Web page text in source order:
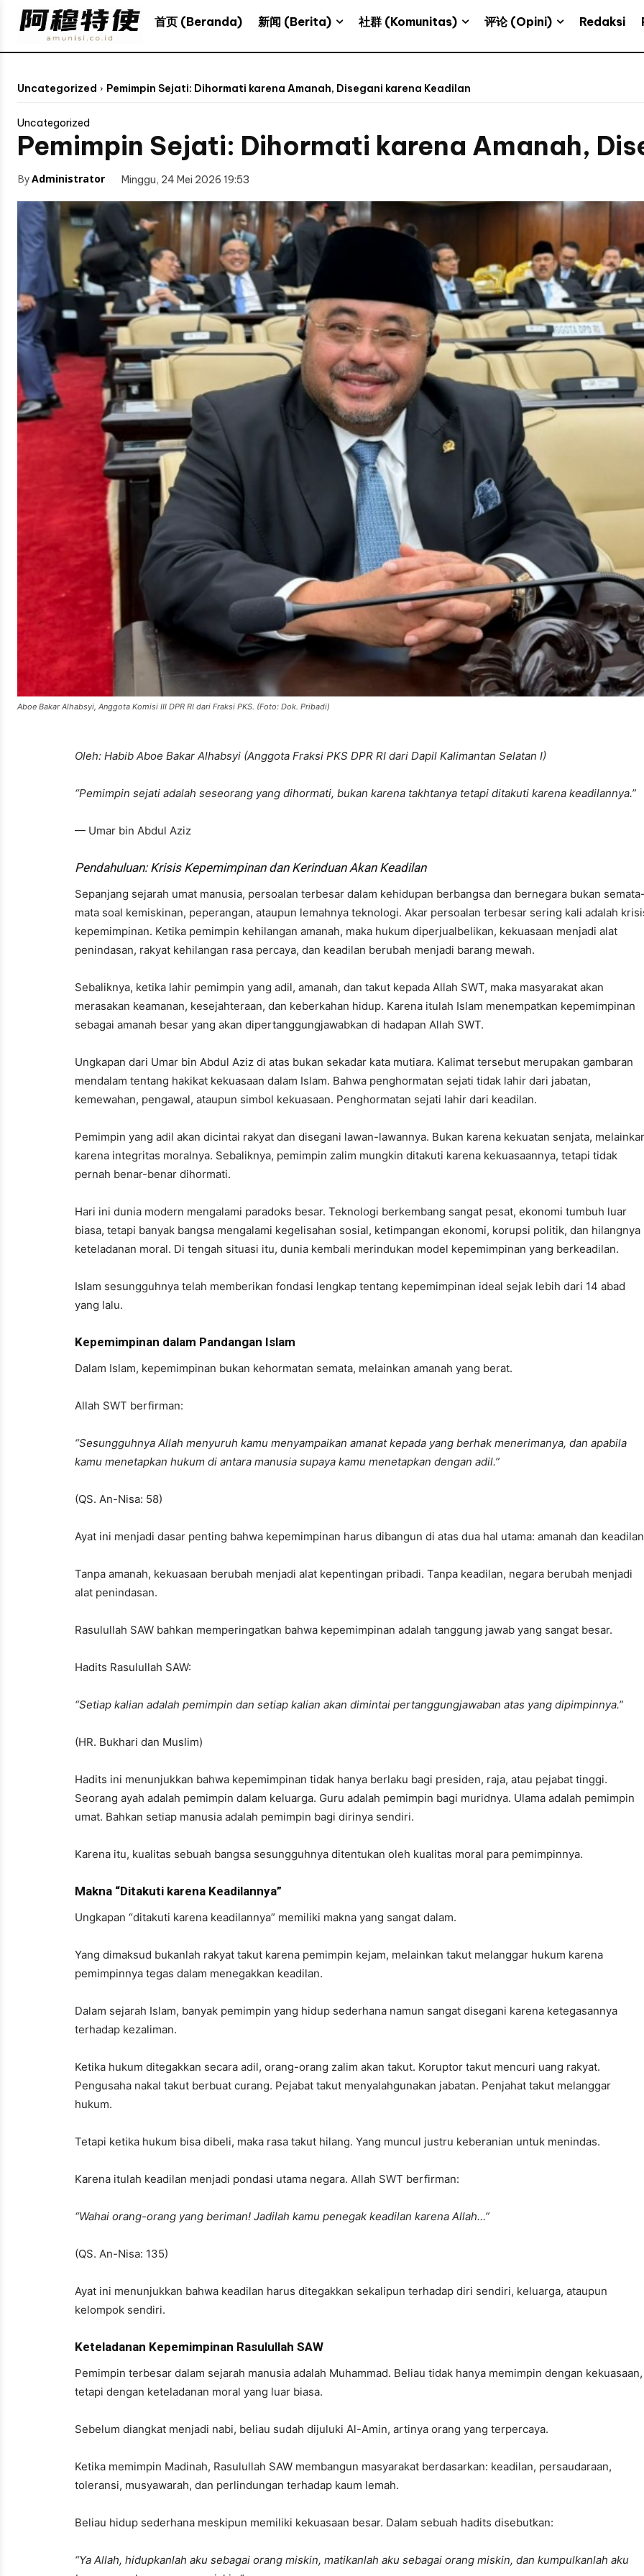
首页 (Beranda) 新闻 (Berita) 社群 (Komunitas) 评论 (Opini) Redaksi
Uncategorized Pemimpin Sejati: Dihormati karena Amanah, Disegani karena Keadilan
Uncategorized
Pemimpin Sejati: Dihormati karena Amanah,
ByAdministrator Minggu, 24 Mei 2026 19:53
Aboe Bakar Alhabsyi, Anggota Komisi III DPR RI dari Fraksi PKS. (Foto: Dok. Pribadi)
Oleh: Habib Aboe Bakar Alhabsyi (Anggota Fraksi PKS DPR RI dari Dapil Kalimantan Selatan I)
“Pemimpin sejati adalah seseorang yang dihormati, bukan karena takhtanya tetapi ditakuti karena keadilannya.”
— Umar bin Abdul Aziz
Pendahuluan: Krisis Kepemimpinan dan Kerinduan Akan Keadilan
Sepanjang sejarah umat manusia, persoalan terbesar dalam kehidupan berbangsa dan bernegara bukan
mata soal kemiskinan, peperangan, ataupun lemahnya teknologi. Akar persoalan terbesar sering kali adalah
kepemimpinan. Ketika pemimpin kehilangan amanah, maka hukum diperjualbelikan, kekuasaan menjadi alat
penindasan, rakyat kehilangan rasa percaya, dan keadilan berubah menjadi barang mewah.
Sebaliknya, ketika lahir pemimpin yang adil, amanah, dan takut kepada Allah SWT, maka masyarakat akan
merasakan keamanan, kesejahteraan, dan keberkahan hidup. Karena itulah Islam menempatkan kepemimpinan
sebagai amanah besar yang akan dipertanggungjawabkan di hadapan Allah SWT.
Ungkapan dari Umar bin Abdul Aziz di atas bukan sekadar kata mutiara. Kalimat tersebut merupakan gambaran
mendalam tentang hakikat kekuasaan dalam Islam. Bahwa penghormatan sejati tidak lahir dari jabatan,
kemewahan, pengawal, ataupun simbol kekuasaan. Penghormatan sejati lahir dari keadilan.
Pemimpin yang adil akan dicintai rakyat dan disegani lawan-lawannya. Bukan karena kekuatan senjata,
karena integritas moralnya. Sebaliknya, pemimpin zalim mungkin ditakuti karena kekuasaannya, tetapi tidak
pernah benar-benar dihormati.
Hari ini dunia modern mengalami paradoks besar. Teknologi berkembang sangat pesat, ekonomi tumbuh luar
biasa, tetapi banyak bangsa mengalami kegelisahan sosial, ketimpangan ekonomi, korupsi politik, dan hilangnya
keteladanan moral. Di tengah situasi itu, dunia kembali merindukan model kepemimpinan yang berkeadilan.
Islam sesungguhnya telah memberikan fondasi lengkap tentang kepemimpinan ideal sejak lebih dari 14 abad
yang lalu.
Kepemimpinan dalam Pandangan Islam
Dalam Islam, kepemimpinan bukan kehormatan semata, melainkan amanah yang berat.
Allah SWT berfirman:
“Sesungguhnya Allah menyuruh kamu menyampaikan amanat kepada yang berhak menerimanya, dan apabila
kamu menetapkan hukum di antara manusia supaya kamu menetapkan dengan adil.”
(QS. An-Nisa: 58)
Ayat ini menjadi dasar penting bahwa kepemimpinan harus dibangun di atas dua hal utama: amanah dan
Tanpa amanah, kekuasaan berubah menjadi alat kepentingan pribadi. Tanpa keadilan, negara berubah menjadi
alat penindasan.
Rasulullah SAW bahkan memperingatkan bahwa kepemimpinan adalah tanggung jawab yang sangat besar.
Hadits Rasulullah SAW:
“Setiap kalian adalah pemimpin dan setiap kalian akan dimintai pertanggungjawaban atas yang dipimpinnya.”
(HR. Bukhari dan Muslim)
Hadits ini menunjukkan bahwa kepemimpinan tidak hanya berlaku bagi presiden, raja, atau pejabat tinggi.
Seorang ayah adalah pemimpin dalam keluarga. Guru adalah pemimpin bagi muridnya. Ulama adalah pemimpin
umat. Bahkan setiap manusia adalah pemimpin bagi dirinya sendiri.
Karena itu, kualitas sebuah bangsa sesungguhnya ditentukan oleh kualitas moral para pemimpinnya.
Makna “Ditakuti karena Keadilannya”
Ungkapan “ditakuti karena keadilannya” memiliki makna yang sangat dalam.
Yang dimaksud bukanlah rakyat takut karena pemimpin kejam, melainkan takut melanggar hukum karena
pemimpinnya tegas dalam menegakkan keadilan.
Dalam sejarah Islam, banyak pemimpin yang hidup sederhana namun sangat disegani karena ketegasannya
terhadap kezaliman.
Ketika hukum ditegakkan secara adil, orang-orang zalim akan takut. Koruptor takut mencuri uang rakyat.
Pengusaha nakal takut berbuat curang. Pejabat takut menyalahgunakan jabatan. Penjahat takut melanggar
hukum.
Tetapi ketika hukum bisa dibeli, maka rasa takut hilang. Yang muncul justru keberanian untuk menindas.
Karena itulah keadilan menjadi pondasi utama negara. Allah SWT berfirman:
“Wahai orang-orang yang beriman! Jadilah kamu penegak keadilan karena Allah…”
(QS. An-Nisa: 135)
Ayat ini menunjukkan bahwa keadilan harus ditegakkan sekalipun terhadap diri sendiri, keluarga, ataupun
kelompok sendiri.
Keteladanan Kepemimpinan Rasulullah SAW
Pemimpin terbesar dalam sejarah manusia adalah Muhammad. Beliau tidak hanya memimpin dengan kekuasaan,
tetapi dengan keteladanan moral yang luar biasa.
Sebelum diangkat menjadi nabi, beliau sudah dijuluki Al-Amin, artinya orang yang terpercaya.
Ketika memimpin Madinah, Rasulullah SAW membangun masyarakat berdasarkan: keadilan, persaudaraan,
toleransi, musyawarah, dan perlindungan terhadap kaum lemah.
Beliau hidup sederhana meskipun memiliki kekuasaan besar. Dalam sebuah hadits disebutkan:
“Ya Allah, hidupkanlah aku sebagai orang miskin, matikanlah aku sebagai orang miskin, dan kumpulkanlah aku